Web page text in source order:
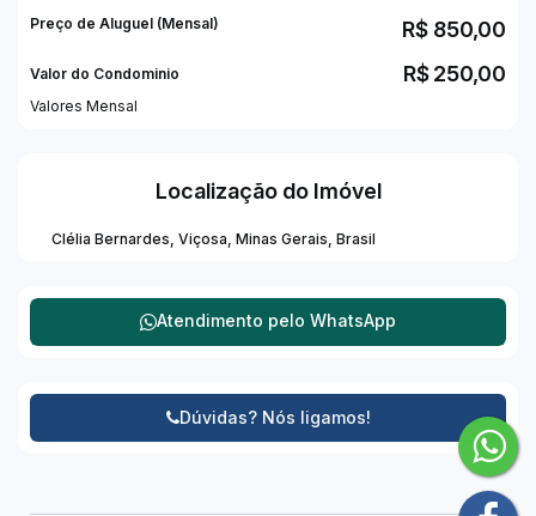
R$ 850,00
Preço de Aluguel (Mensal)
Valores Mensal
Valor do Condominio R$250,00
Localização do Imóvel
Clélia Bernardes Viçosa Minas Gerais Brasil
Atendimento pelo WhatsApp
Dúvidas? Nós ligamos!